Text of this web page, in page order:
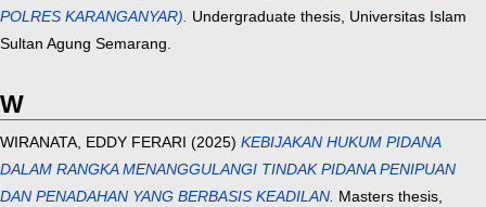
POLRES KARANGANYAR). Undergraduate thesis, Universitas Islam
Sultan Agung Semarang.
W
WIRANATA, EDDY FERARI (2025) KEBIJAKAN HUKUM PIDANA
DALAM RANGKA MENANGGULANGI TINDAK PIDANA PENIPUAN
DAN PENADAHAN YANG BERBASIS KEADILAN. Masters thesis,